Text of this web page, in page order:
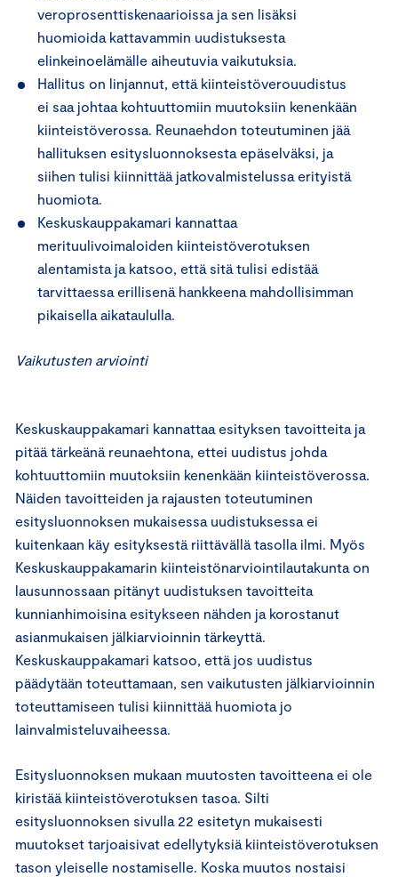
veroprosenttiskenaarioissa ja sen lisäksi
huomioida kattavammin uudistuksesta
elinkeinoelämälle aiheutuvia vaikutuksia.
Hallitus on linjannut, että kiinteistöverouudistus
ei saa johtaa kohtuuttomiin muutoksiin kenenkään
kiinteistöverossa. Reunaehdon toteutuminen jää
hallituksen esitysluonnoksesta epäselväksi, ja
siihen tulisi kiinnittää jatkovalmistelussa erityistä
huomiota.
Keskuskauppakamari kannattaa
merituulivoimaloiden kiinteistöverotuksen
alentamista ja katsoo, että sitä tulisi edistää
tarvittaessa erillisenä hankkeena mahdollisimman
pikaisella aikataululla.
Vaikutusten arviointi
Keskuskauppakamari kannattaa esityksen tavoitteita ja
pitää tärkeänä reunaehtona, ettei uudistus johda
kohtuuttomiin muutoksiin kenenkään kiinteistöverossa.
Näiden tavoitteiden ja rajausten toteutuminen
esitysluonnoksen mukaisessa uudistuksessa ei
kuitenkaan käy esityksestä riittävällä tasolla ilmi. Myös
Keskuskauppakamarin kiinteistönarviointilautakunta on
lausunnossaan pitänyt uudistuksen tavoitteita
kunnianhimoisina esitykseen nähden ja korostanut
asianmukaisen jälkiarvioinnin tärkeyttä.
Keskuskauppakamari katsoo, että jos uudistus
päädytään toteuttamaan, sen vaikutusten jälkiarvioinnin
toteuttamiseen tulisi kiinnittää huomiota jo
lainvalmisteluvaiheessa.
Esitysluonnoksen mukaan muutosten tavoitteena ei ole
kiristää kiinteistöverotuksen tasoa. Silti
esitysluonnoksen sivulla 22 esitetyn mukaisesti
muutokset tarjoaisivat edellytyksiä kiinteistöverotuksen
tason yleiselle nostamiselle. Koska muutos nostaisi